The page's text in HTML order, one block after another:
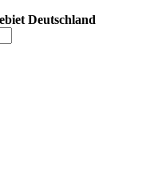
Deutschland